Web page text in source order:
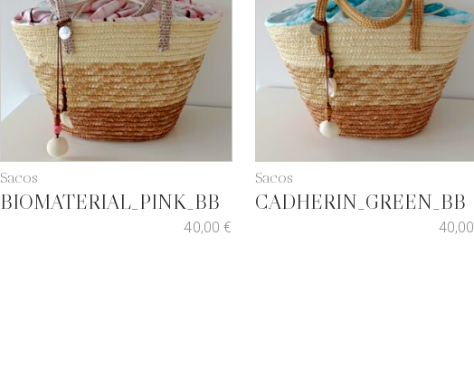
Sacos
BIOMATERIAL_PINK_BB
40,00€
Sacos
CADHERIN_GREEN_BB
40,00